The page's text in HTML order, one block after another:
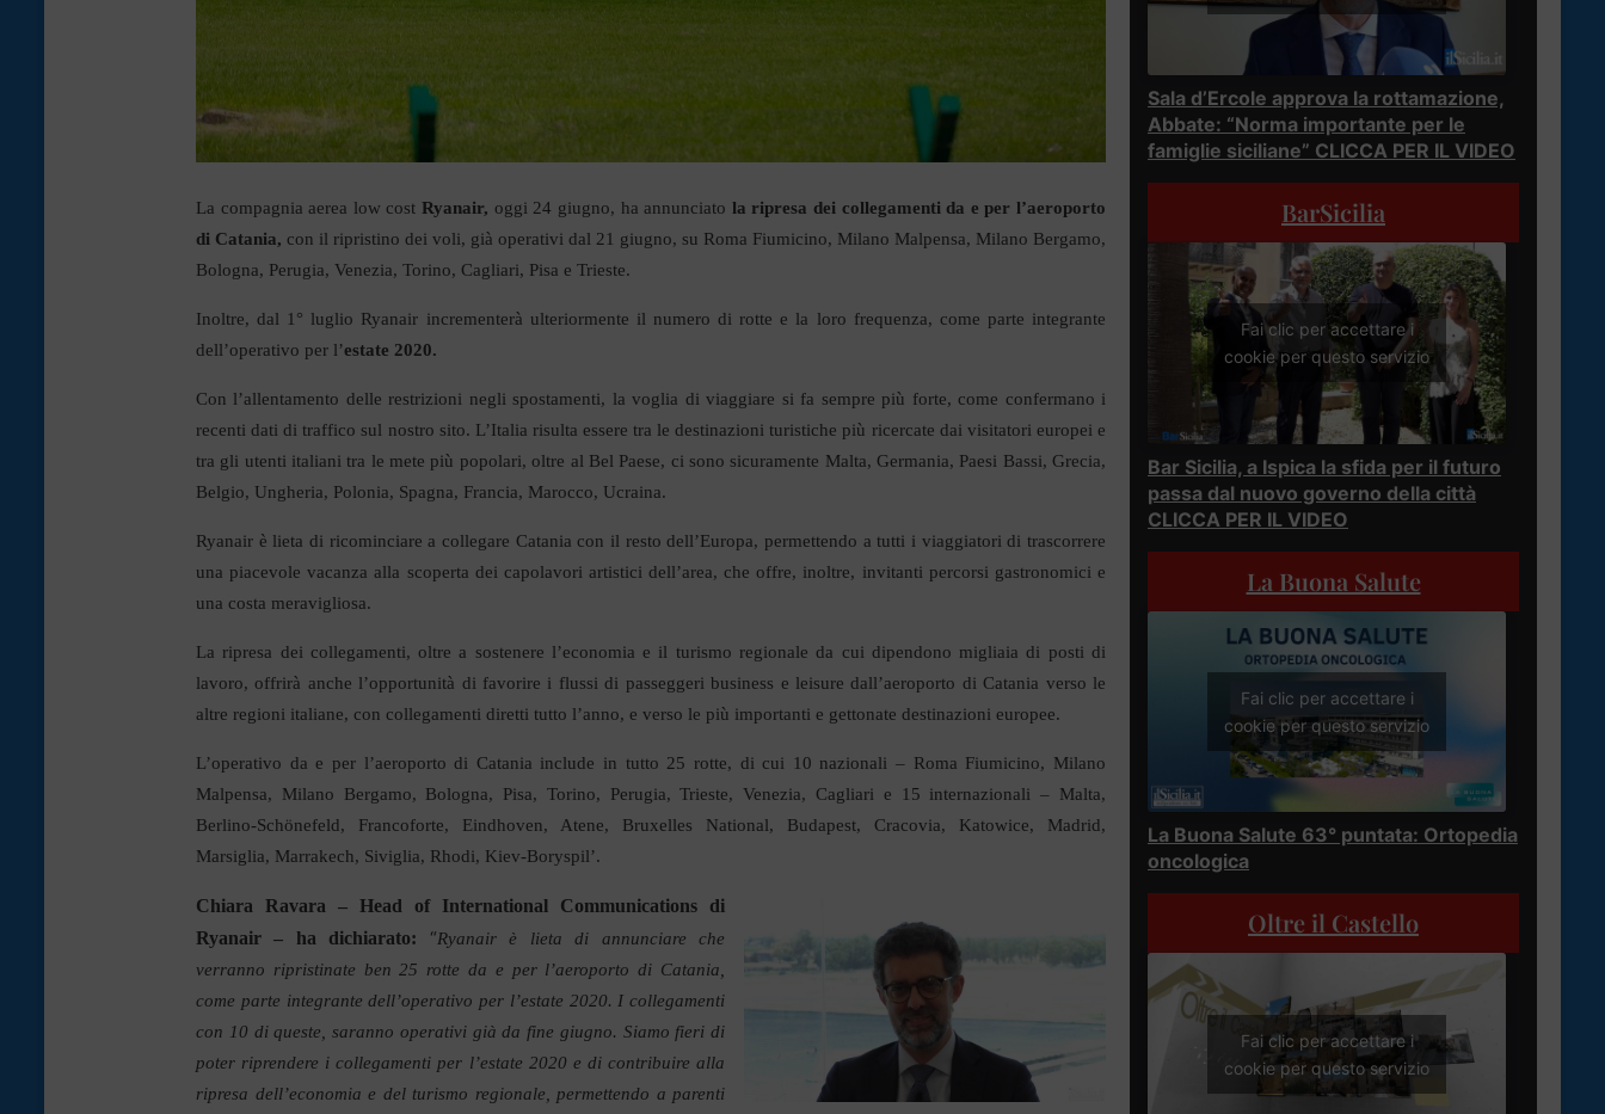
La compagnia aerea low cost Ryanair, oggi 24 giugno, ha annunciato la ripresa dei collegamenti da e per l’aeroporto
di Catania, con il ripristino dei voli, già operativi dal 21 giugno, su Roma Fiumicino, Milano Malpensa, Milano Bergamo,
Bologna, Perugia, Venezia, Torino, Cagliari, Pisa e Trieste.
Inoltre, dal 1° luglio Ryanair incrementerà ulteriormente il numero di rotte e la loro frequenza, come parte integrante
dell’operativo per l’estate 2020.
Con l’allentamento delle restrizioni negli spostamenti, la voglia di viaggiare si fa sempre più forte, come confermano i
recenti dati di traffico sul nostro sito. L’Italia risulta essere tra le destinazioni turistiche più ricercate dai visitatori europei e
tra gli utenti italiani tra le mete più popolari, oltre al Bel Paese, ci sono sicuramente Malta, Germania, Paesi Bassi, Grecia,
Belgio, Ungheria, Polonia, Spagna, Francia, Marocco, Ucraina.
Ryanair è lieta di ricominciare a collegare Catania con il resto dell’Europa, permettendo a tutti i viaggiatori di trascorrere
una piacevole vacanza alla scoperta dei capolavori artistici dell’area, che offre, inoltre, invitanti percorsi gastronomici e
una costa meravigliosa.
La ripresa dei collegamenti, oltre a sostenere l’economia e il turismo regionale da cui dipendono migliaia di posti di
lavoro, offrirà anche l’opportunità di favorire i flussi di passeggeri business e leisure dall’aeroporto di Catania verso le
altre regioni italiane, con collegamenti diretti tutto l’anno, e verso le più importanti e gettonate destinazioni europee.
L’operativo da e per l’aeroporto di Catania include in tutto 25 rotte, di cui 10 nazionali – Roma Fiumicino, Milano
Malpensa, Milano Bergamo, Bologna, Pisa, Torino, Perugia, Trieste, Venezia, Cagliari e 15 internazionali – Malta,
Berlino-Schönefeld, Francoforte, Eindhoven, Atene, Bruxelles National, Budapest, Cracovia, Katowice, Madrid,
Marsiglia, Marrakech, Siviglia, Rhodi, Kiev-Boryspil’.
Chiara Ravara – Head of International Communications di
Ryanair – ha dichiarato: “Ryanair è lieta di annunciare che
verranno ripristinate ben 25 rotte da e per l’aeroporto di Catania,
come parte integrante dell’operativo per l’estate 2020. I collegamenti
con 10 di queste, saranno operativi già da fine giugno. Siamo fieri di
poter riprendere i collegamenti per l’estate 2020 e di contribuire alla
ripresa dell’economia e del turismo regionale, permettendo a parenti
Sala d’Ercole approva la rottamazione,
Abbate: “Norma importante per le
famiglie siciliane” CLICCA PER IL VIDEO
BarSicilia
Fai clic per accettare i
cookie per questo servizio
Bar Sicilia, a Ispica la sfida per il futuro
passa dal nuovo governo della città
CLICCA PER IL VIDEO
La Buona Salute
Fai clic per accettare i
cookie per questo servizio
La Buona Salute 63° puntata: Ortopedia
oncologica
Oltre il Castello
Fai clic per accettare i
cookie per questo servizio